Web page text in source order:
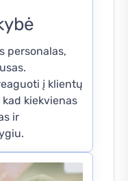
personalas,
į klientų
kiekvienas
ir